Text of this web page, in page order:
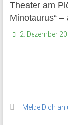
Theater am
Minotaurus“ –
2. Dezember
Melde Dich